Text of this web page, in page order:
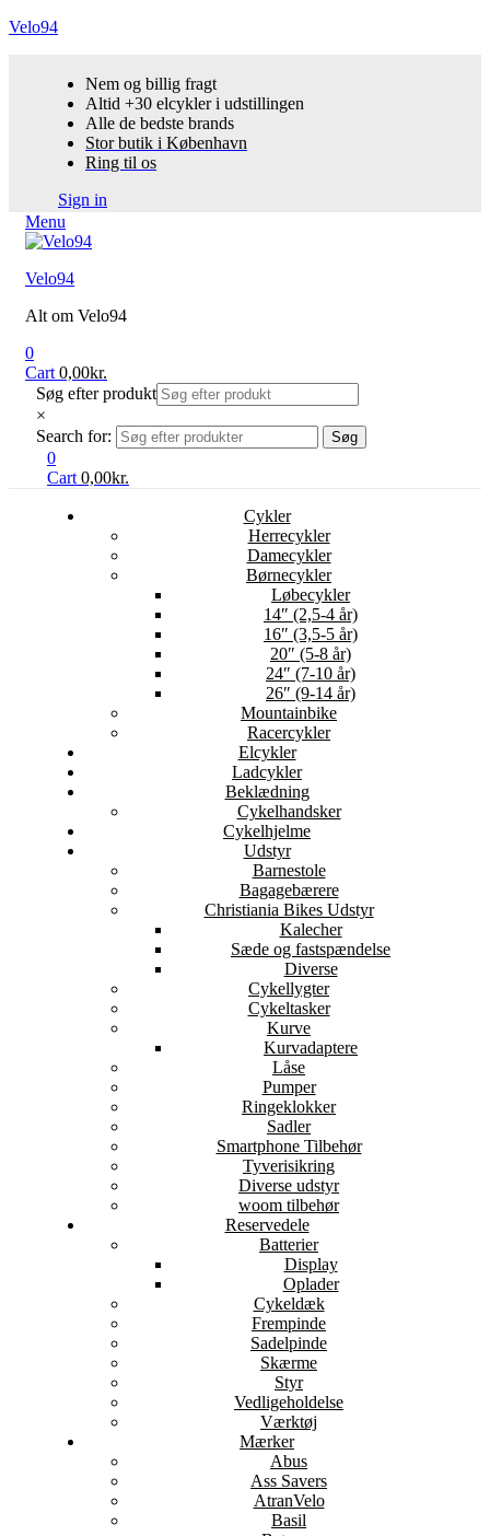
Velo94
Nem og billig fragt
Altid +30 elcykler i udstillingen
Alle de bedste brands
Stor butik i København
Ring til os
Sign in
Menu
Velo94
Alt om Velo94
0
Cart 0,00kr.
Søg efter produkt
×
Search for:
Søg
0
Cart 0,00kr.
Cykler
Herrecykler
Damecykler
Børnecykler
Løbecykler
14″ (2,5-4 år)
16″ (3,5-5 år)
20″ (5-8 år)
24″ (7-10 år)
26″ (9-14 år)
Mountainbike
Racercykler
Elcykler
Ladcykler
Beklædning
Cykelhandsker
Cykelhjelme
Udstyr
Barnestole
Bagagebærere
Christiania Bikes Udstyr
Kalecher
Sæde og fastspændelse
Diverse
Cykellygter
Cykeltasker
Kurve
Kurvadaptere
Låse
Pumper
Ringeklokker
Sadler
Smartphone Tilbehør
Tyverisikring
Diverse udstyr
woom tilbehør
Reservedele
Batterier
Display
Oplader
Cykeldæk
Frempinde
Sadelpinde
Skærme
Styr
Vedligeholdelse
Værktøj
Mærker
Abus
Ass Savers
AtranVelo
Basil